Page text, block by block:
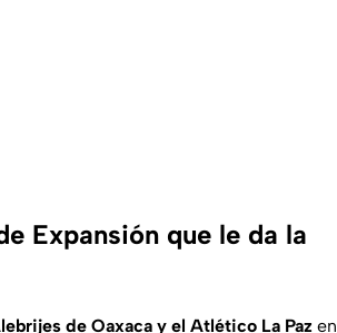
Expansión que le da la
de Oaxaca y el Atlético La Paz en